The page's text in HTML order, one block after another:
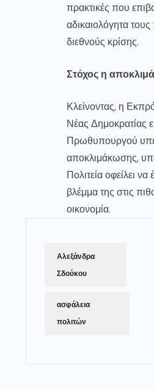
πρακτικές που
αδικαιολόγητα
διεθνούς κρίσης.
Στόχος η
Κλείνοντας, η
Νέας Δημοκρατίας
Πρωθυπουργού
αποκλιμάκωσης,
Πολιτεία οφείλει
βλέμμα της στις
οικονομία.
Αλεξάνδρα
Σδούκου
ασφάλεια
πολιτών